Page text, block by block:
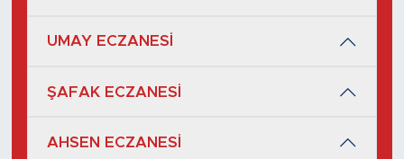
UMAY ECZANESİ
ŞAFAK ECZANESİ
AHSEN ECZANESİ